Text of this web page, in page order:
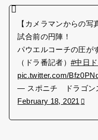
【カメラマンからの写
試合前の円陣！
パウエルコーチの圧が
（ドラ番記者） #中日
pic.twitter.com/
— スポニチ ドラゴン
February 18, 2021